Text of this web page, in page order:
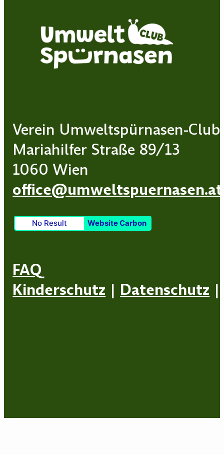
Verein Umweltspürnasen-Club
Mariahilfer Straße 89/13
1060 Wien
office@umweltspuernasen.at
No Result Website Carbon
FAQ
Kinderschutz | Datenschutz |